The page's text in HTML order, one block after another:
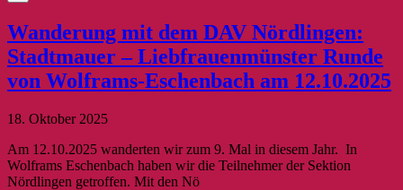
Wanderung mit dem DAV Nördlingen:
Stadtmauer – Liebfrauenmünster Runde
von Wolframs-Eschenbach am 12.10.2025
18. Oktober 2025
Am 12.10.2025 wanderten wir zum 9. Mal in diesem Jahr. In
Wolframs Eschenbach haben wir die Teilnehmer der Sektion
Nördlingen getroffen. Mit den Nö